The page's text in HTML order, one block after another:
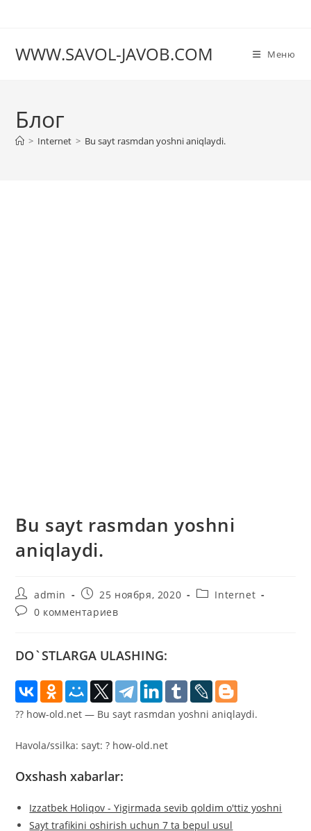
WWW.SAVOL-JAVOB.COM Меню
Блог
> Internet > Bu sayt rasmdan yoshni aniqlaydi.
Bu sayt rasmdan yoshni
aniqlaydi.
Автор
записи:
admin
Запись25 ноября, 2020
Рубрика
Internet
Комментарии
0 комментариев
DO`STLARGA ULASHING:
?? how-old.net — Bu sayt rasmdan yoshni aniqlaydi.
Havola/ssilka: sayt: ? how-old.net
Oxshash xabarlar:
Izzatbek Holiqov - Yigirmada sevib qoldim o'ttiz yoshni
Sayt trafikini oshirish uchun 7 ta bepul usul